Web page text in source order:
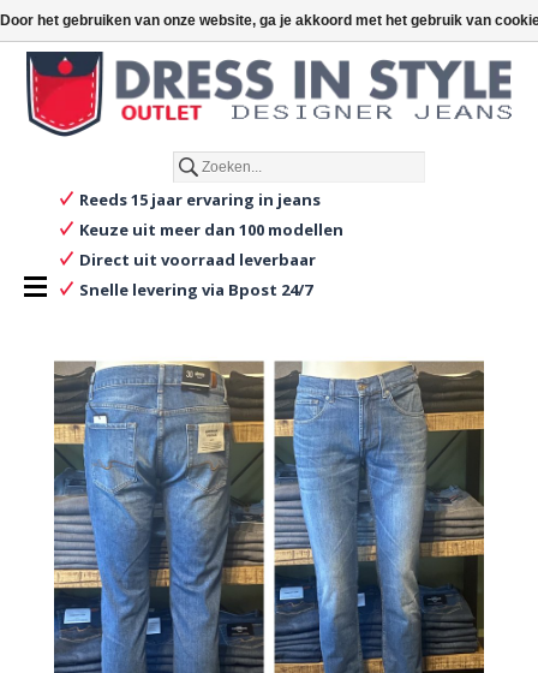
€0,00
€
Reeds 15 jaar ervaring in jeans
Keuze uit meer dan 100 modellen
Direct uit voorraad leverbaar
Snelle levering via Bpost 24/7
Toevoegen aan winkelwagen
Door het gebruiken van onze website, ga je akkoord met het gebruik van